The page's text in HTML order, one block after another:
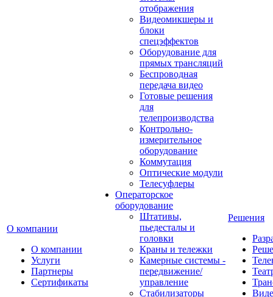
О компании
О компании
Услуги
Партнеры
Сертификаты
отображения
Видеомикшеры и
блоки
спецэффектов
Оборудование для
прямых трансляций
Беспроводная
передача видео
Готовые решения
для
телепроизводства
Контрольно-
измерительное
оборудование
Коммутация
Оптические модули
Телесуфлеры
Операторское
оборудование
Штативы,
пьедесталы и
головки
Краны и тележки
Камерные системы -
передвижение/
управление
Стабилизаторы
Решения